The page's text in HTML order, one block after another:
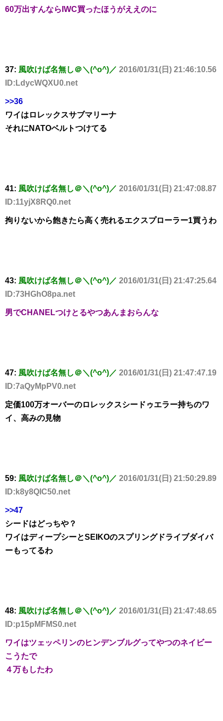
60万出すんならIWC買ったほうがええのに
37: 風吹けば名無し＠＼(^o^)／ 2016/01/31(日) 21:46:10.56
ID:LdycWQXU0.net
>>36
ワイはロレックスサブマリーナ
それにNATOベルトつけてる
41: 風吹けば名無し＠＼(^o^)／ 2016/01/31(日) 21:47:08.87
ID:11yjX8RQ0.net
拘りないから飽きたら高く売れるエクスプローラー1買うわ
43: 風吹けば名無し＠＼(^o^)／ 2016/01/31(日) 21:47:25.64
ID:73HGhO8pa.net
男でCHANELつけとるやつあんまおらんな
47: 風吹けば名無し＠＼(^o^)／ 2016/01/31(日) 21:47:47.19
ID:7aQyMpPV0.net
定価100万オーバーのロレックスシードゥエラー持ちのワ
イ、高みの見物
59: 風吹けば名無し＠＼(^o^)／ 2016/01/31(日) 21:50:29.89
ID:k8y8QIC50.net
>>47
シードはどっちや？
ワイはディープシーとSEIKOのスプリングドライブダイバ
ーもってるわ
48: 風吹けば名無し＠＼(^o^)／ 2016/01/31(日) 21:47:48.65
ID:p15pMFMS0.net
ワイはツェッペリンのヒンデンブルグってやつのネイビー
こうたで
４万もしたわ